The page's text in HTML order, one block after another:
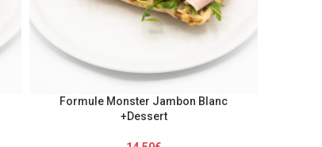
Formule Monster Jambon Blanc
+Dessert